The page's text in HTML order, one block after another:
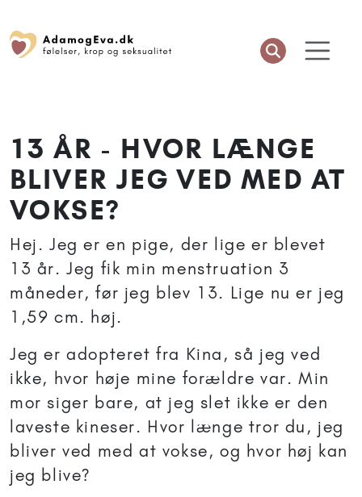
13 ÅR - HVOR LÆNGE
BLIVER JEG VED MED AT
VOKSE?
Hej. Jeg er en pige, der lige er blevet
13 år. Jeg fik min menstruation 3
måneder, før jeg blev 13. Lige nu er jeg
1,59 cm. høj.
Jeg er adopteret fra Kina, så jeg ved
ikke, hvor høje mine forældre var. Min
mor siger bare, at jeg slet ikke er den
laveste kineser. Hvor længe tror du, jeg
bliver ved med at vokse, og hvor høj kan
jeg blive?